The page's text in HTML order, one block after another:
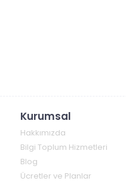
Kurumsal
Hakkımızda
Bilgi Toplum Hizmetleri
Blog
Ücretler ve Planlar